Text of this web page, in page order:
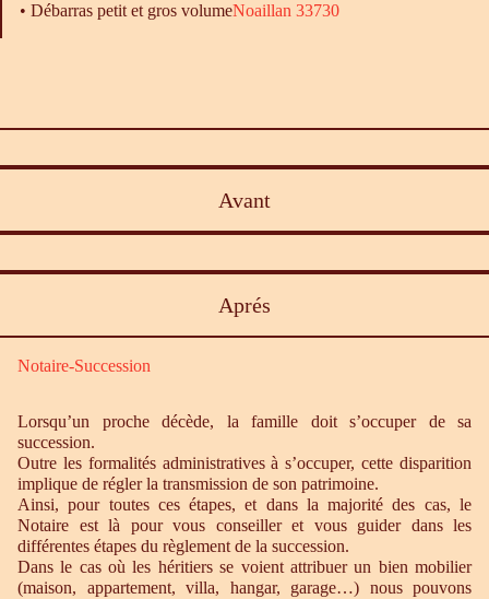
• Débarras petit et gros volumeNoaillan 33730
Avant
Aprés
Notaire-Succession
Lorsqu’un proche décède, la famille doit s’occuper de sa
succession.
Outre les formalités administratives à s’occuper, cette disparition
implique de régler la transmission de son patrimoine.
Ainsi, pour toutes ces étapes, et dans la majorité des cas, le
Notaire est là pour vous conseiller et vous guider dans les
différentes étapes du règlement de la succession.
Dans le cas où les héritiers se voient attribuer un bien mobilier
(maison, appartement, villa, hangar, garage…) nous pouvons